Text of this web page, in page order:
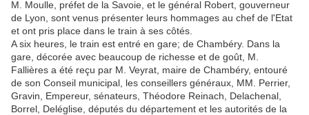
M. Moulle, préfet de la Savoie, et le général Robert, gouverneur
de Lyon, sont venus présenter leurs hommages au chef de l'Etat
et ont pris place dans le train à ses côtés.
A six heures, le train est entré en gare; de Chambéry. Dans la
gare, décorée avec beaucoup de richesse et de goût, M.
Fallières a été reçu par M. Veyrat, maire de Chambéry, entouré
de son Conseil municipal, les conseillers généraux, MM. Perrier,
Gravin, Empereur, sénateurs, Théodore Reinach, Delachenal,
Borrel, Deléglise, députés du département et les autorités de la